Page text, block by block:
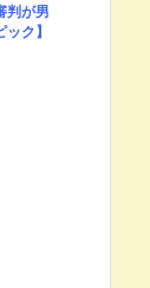
判が男
ク】